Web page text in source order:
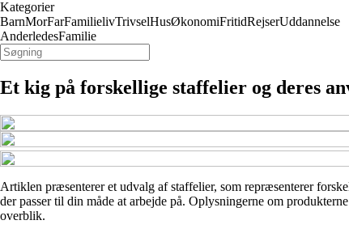
Kategorier
BarnMorFarFamilielivTrivselHusØkonomiFritidRejserUddannelse
AnderledesFamilie
Et kig på forskellige staffelier og deres
Artiklen præsenterer et udvalg af staffelier, som repræsenterer
der passer til din måde at arbejde på. Oplysningerne om
overblik.